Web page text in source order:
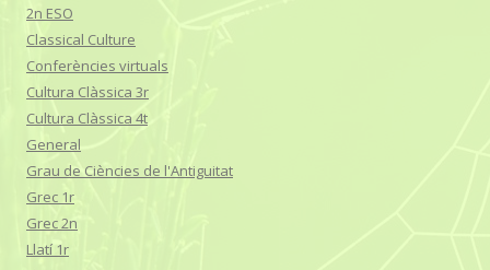
2n ESO
Classical Culture
Conferències virtuals
Cultura Clàssica 3r
Cultura Clàssica 4t
General
Grau de Ciències de l'Antiguitat
Grec 1r
Grec 2n
Llatí 1r